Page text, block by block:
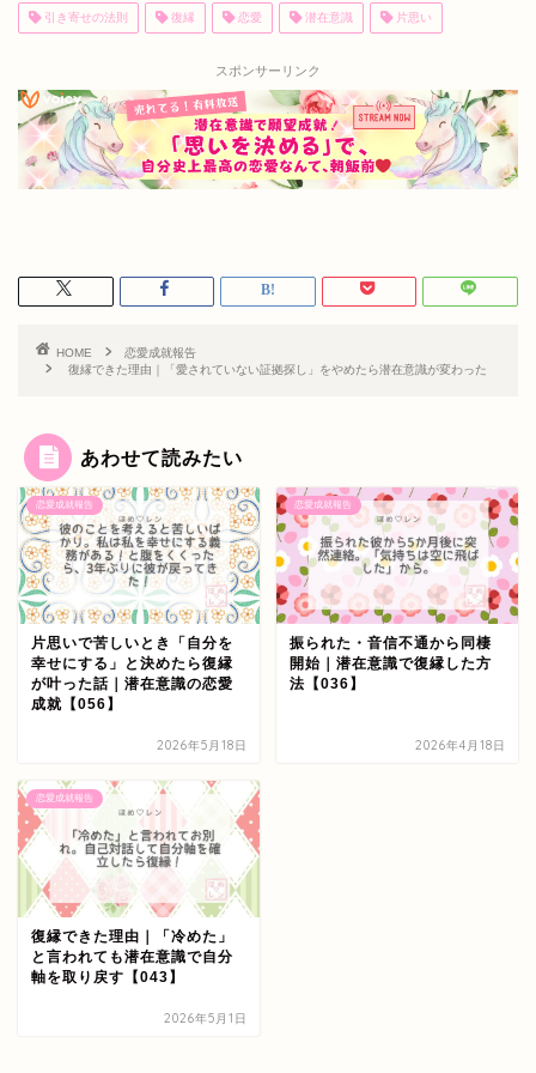
引き寄せの法則 復縁 恋愛 潜在意識 片思い
スポンサーリンク
HOME
恋愛成就報告
復縁できた理由｜「愛されていない証拠探し」をやめたら潜在意識が変わった
あわせて読みたい
恋愛成就報告
片思いで苦しいとき「自分を
幸せにする」と決めたら復縁
が叶った話｜潜在意識の恋愛
成就【056】
2026年5月18日
恋愛成就報告
振られた・音信不通から同棲
開始｜潜在意識で復縁した方
法【036】
2026年4月18日
恋愛成就報告
復縁できた理由｜「冷めた」
と言われても潜在意識で自分
軸を取り戻す【043】
2026年5月1日